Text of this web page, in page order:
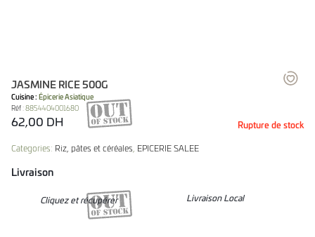
JASMINE RICE 500G
Cuisine : Épicerie Asiatique
Réf : 8854404001680
62,00 DH Rupture de stock
Categories: Riz, pâtes et céréales EPICERIE SALEE
Livraison
Cliquez et récupérer Livraison Local